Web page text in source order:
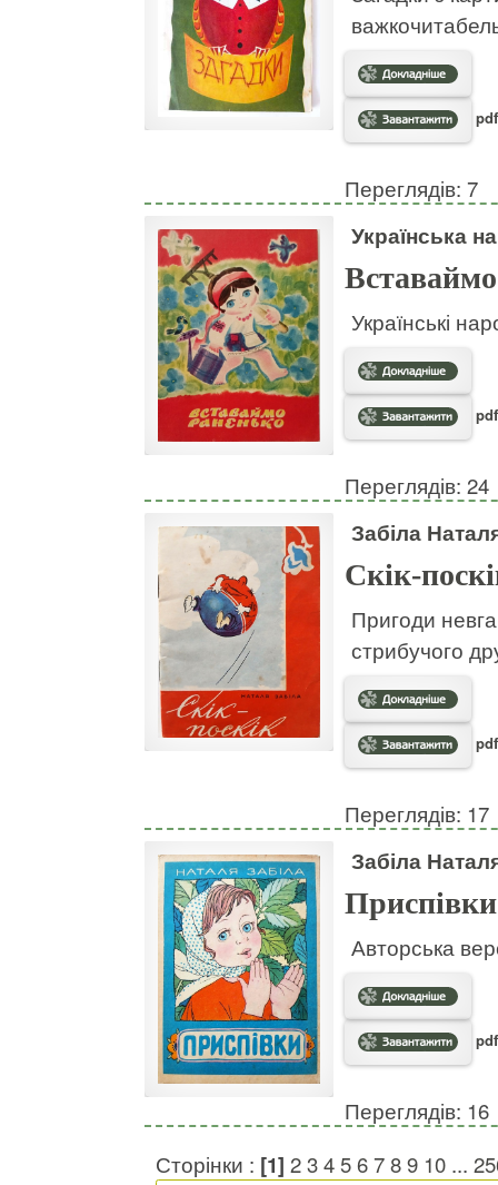
Переглядів: 7
Українська
Українські
Переглядів: 24
Забіла
Скік-
Пригоди
стрибучого
Переглядів: 17
Забіла
Приспівки
Авторська
Переглядів: 16
Сторінки : [1] 23456789 10 ...